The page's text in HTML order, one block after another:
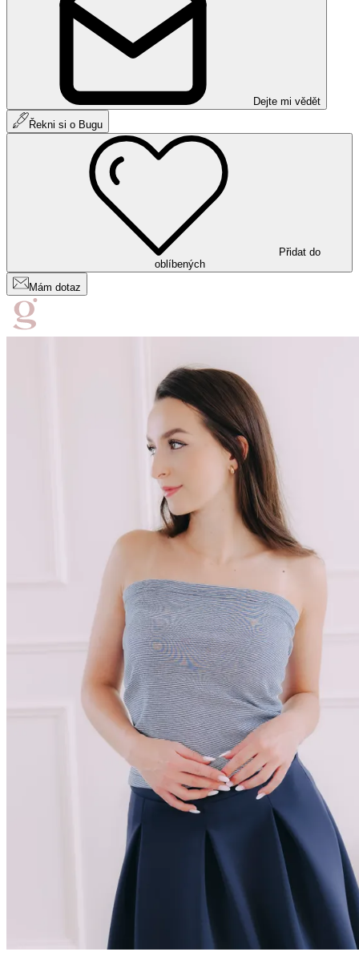
Dejte mi vědět
Řekni si o Bugu
Přidat do
oblíbených
Mám dotaz